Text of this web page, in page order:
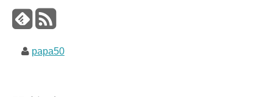
papa50